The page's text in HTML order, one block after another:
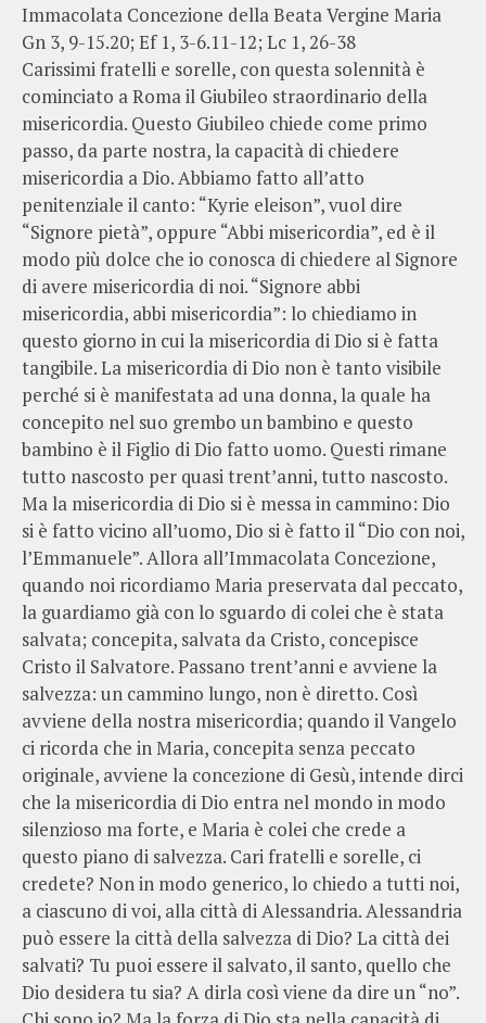
Immacolata Concezione della Beata Vergine Maria
Gn 3, 9-15.20; Ef 1, 3-6.11-12; Lc 1, 26-38
Carissimi fratelli e sorelle, con questa solennità è
cominciato a Roma il Giubileo straordinario della
misericordia. Questo Giubileo chiede come primo
passo, da parte nostra, la capacità di chiedere
misericordia a Dio. Abbiamo fatto all’atto
penitenziale il canto: “Kyrie eleison”, vuol dire
“Signore pietà”, oppure “Abbi misericordia”, ed è il
modo più dolce che io conosca di chiedere al Signore
di avere misericordia di noi. “Signore abbi
misericordia, abbi misericordia”: lo chiediamo in
questo giorno in cui la misericordia di Dio si è fatta
tangibile. La misericordia di Dio non è tanto visibile
perché si è manifestata ad una donna, la quale ha
concepito nel suo grembo un bambino e questo
bambino è il Figlio di Dio fatto uomo. Questi rimane
tutto nascosto per quasi trent’anni, tutto nascosto.
Ma la misericordia di Dio si è messa in cammino: Dio
si è fatto vicino all’uomo, Dio si è fatto il “Dio con noi,
l’Emmanuele”. Allora all’Immacolata Concezione,
quando noi ricordiamo Maria preservata dal peccato,
la guardiamo già con lo sguardo di colei che è stata
salvata; concepita, salvata da Cristo, concepisce
Cristo il Salvatore. Passano trent’anni e avviene la
salvezza: un cammino lungo, non è diretto. Così
avviene della nostra misericordia; quando il Vangelo
ci ricorda che in Maria, concepita senza peccato
originale, avviene la concezione di Gesù, intende dirci
che la misericordia di Dio entra nel mondo in modo
silenzioso ma forte, e Maria è colei che crede a
questo piano di salvezza. Cari fratelli e sorelle, ci
credete? Non in modo generico, lo chiedo a tutti noi,
a ciascuno di voi, alla città di Alessandria. Alessandria
può essere la città della salvezza di Dio? La città dei
salvati? Tu puoi essere il salvato, il santo, quello che
Dio desidera tu sia? A dirla così viene da dire un “no”.